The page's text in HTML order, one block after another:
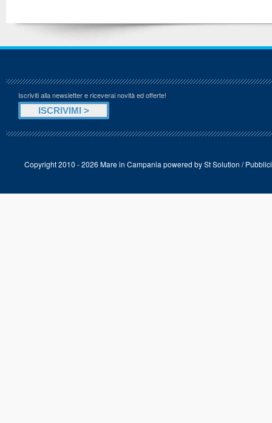
Iscriviti alla newsletter e riceverai novità ed offerte!
Copyright 2010 - 2026 Mare in Campania powered bySt Solution /